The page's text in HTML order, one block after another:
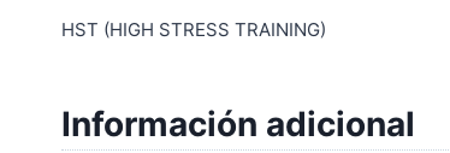
HST (HIGH STRESS TRAINING)
Información adicional